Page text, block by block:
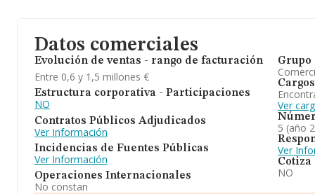
Datos comerciales
Evolución de ventas - rango de facturación
Entre 0,6 y 1,5 millones €
Estructura corporativa - Participaciones
NO
Contratos Públicos Adjudicados
Ver Información
Incidencias de Fuentes Públicas
Ver Información
Operaciones Internacionales
No constan
Grupo
Cargos
Ver
5 (año
Ver
Cotiza
NO